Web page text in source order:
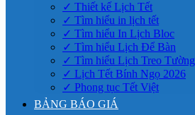
✓ Thiết kế Lịch Tết
✓ Tìm hiểu in lịch tết
✓ Tìm hiểu In Lịch Bloc
✓ Tìm hiểu Lịch Để Bàn
✓ Tìm hiểu Lịch Treo Tường
✓ Lịch Tết Bính Ngọ 2026
✓ Phong tục Tết Việt
BẢNG BÁO GIÁ